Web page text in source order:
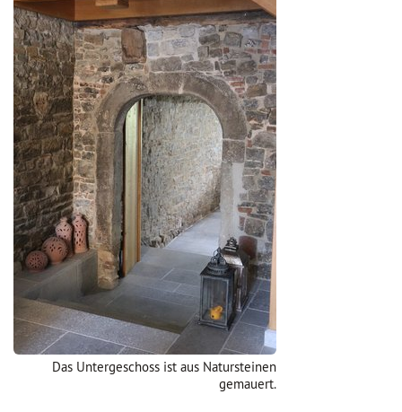
Das Untergeschoss ist aus Natursteinen
gemauert.